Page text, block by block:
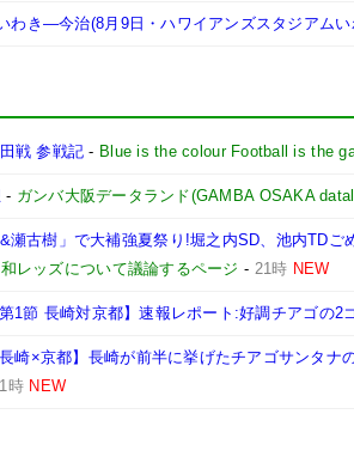
わき―今治(8月9日・ハワイアンズスタジアムい
戦 参戦記 - Blue is the colour Football is the
- ガンバ大阪データランド(GAMBA OSAKA
&瀬古樹」で大補強夏祭り!堀之内SD、池内TD
レッズについて議論するページ - 21時 NEW
第1節 長崎対京都】速報レポート:好調チアゴの2
長崎×京都】長崎が前半に挙げたチアゴサンタ
時 NEW